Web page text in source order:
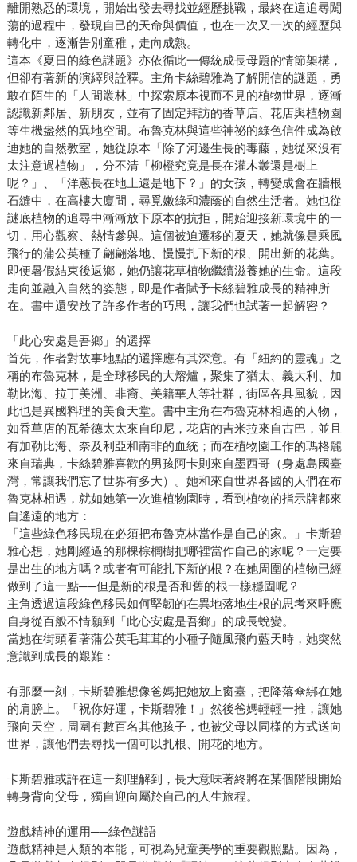
離開熟悉的環境，開始出發去尋找並經歷挑戰，最終在這追尋闖
蕩的過程中，發現自己的天命與價值，也在一次又一次的經歷與
轉化中，逐漸告別童稚，走向成熟。
這本《夏日的綠色謎題》亦依循此一傳統成長母題的情節架構，
但卻有著新的演繹與詮釋。主角卡絲碧雅為了解開信的謎題，勇
敢在陌生的「人間叢林」中探索原本視而不見的植物世界，逐漸
認識新鄰居、新朋友，並有了固定拜訪的香草店、花店與植物園
等生機盎然的異地空間。布魯克林與這些神祕的綠色信件成為啟
迪她的自然教室，她從原本「除了河邊生長的毒藤，她從來沒有
太注意過植物」，分不清「柳橙究竟是長在灌木叢還是樹上
呢？」、「洋蔥長在地上還是地下？」的女孩，轉變成會在牆根
石縫中，在高樓大廈間，尋覓嫩綠和濃蔭的自然生活者。她也從
謎底植物的追尋中漸漸放下原本的抗拒，開始迎接新環境中的一
切，用心觀察、熱情參與。這個被迫遷移的夏天，她就像是乘風
飛行的蒲公英種子翩翩落地、慢慢扎下新的根、開出新的花葉。
即便暑假結束後返鄉，她仍讓花草植物繼續滋養她的生命。這段
走向並融入自然的姿態，即是作者賦予卡絲碧雅成長的精神所
在。書中還安放了許多作者的巧思，讓我們也試著一起解密？
「此心安處是吾鄉」的選擇
首先，作者對故事地點的選擇應有其深意。有「紐約的靈魂」之
稱的布魯克林，是全球移民的大熔爐，聚集了猶太、義大利、加
勒比海、拉丁美洲、非裔、美籍華人等社群，街區各具風貌，因
此也是異國料理的美食天堂。書中主角在布魯克林相遇的人物，
如香草店的瓦希德太太來自印尼，花店的吉米拉來自古巴，並且
有加勒比海、奈及利亞和南非的血統；而在植物園工作的瑪格麗
來自瑞典，卡絲碧雅喜歡的男孩阿卡則來自墨西哥（身處島國臺
灣，常讓我們忘了世界有多大）。她和來自世界各國的人們在布
魯克林相遇，就如她第一次進植物園時，看到植物的指示牌都來
自遙遠的地方：
「這些綠色移民現在必須把布魯克林當作是自己的家。」卡斯碧
雅心想，她剛經過的那棵棕櫚樹把哪裡當作自己的家呢？一定要
是出生的地方嗎？或者有可能扎下新的根？在她周圍的植物已經
做到了這一點──但是新的根是否和舊的根一樣穩固呢？
主角透過這段綠色移民如何堅韌的在異地落地生根的思考來呼應
自身從百般不情願到「此心安處是吾鄉」的成長蛻變。
當她在街頭看著蒲公英毛茸茸的小種子隨風飛向藍天時，她突然
意識到成長的艱難：
有那麼一刻，卡斯碧雅想像爸媽把她放上窗臺，把降落傘綁在她
的肩膀上。「祝你好運，卡斯碧雅！」然後爸媽輕輕一推，讓她
飛向天空，周圍有數百名其他孩子，也被父母以同樣的方式送向
世界，讓他們去尋找一個可以扎根、開花的地方。
卡斯碧雅或許在這一刻理解到，長大意味著終將在某個階段開始
轉身背向父母，獨自迎向屬於自己的人生旅程。
遊戲精神的運用──綠色謎語
遊戲精神是人類的本能，可視為兒童美學的重要觀照點。因為，